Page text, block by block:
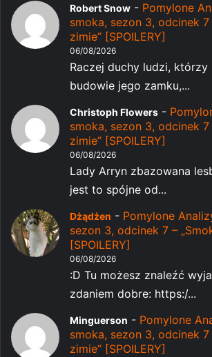
Robert Snow - Pomylone
smoka, sezon 3, odcinek 7
zimie” [SPOILERY]
06/08/2026
Raczej duchy ludzi,
budowie jego zamku,...
Christoph Flowers -
smoka, sezon 3, odcinek 7
zimie” [SPOILERY]
06/08/2026
Lady Arryn zbazowana
jest to spójne od...
Dżądżen - Pomylone
sezon 3, odcinek 7 –
[SPOILERY]
06/08/2026
:D Tu możesz znaleźć
zdaniem dobre: https:/...
Minguerson - Pomylone
smoka, sezon 3, odcinek 7
zimie” [SPOILERY]